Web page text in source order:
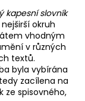
kapesní slovník
okruh
vhodným
v různých
textů.
byla vybírána
zacílena na
ze spisovného,